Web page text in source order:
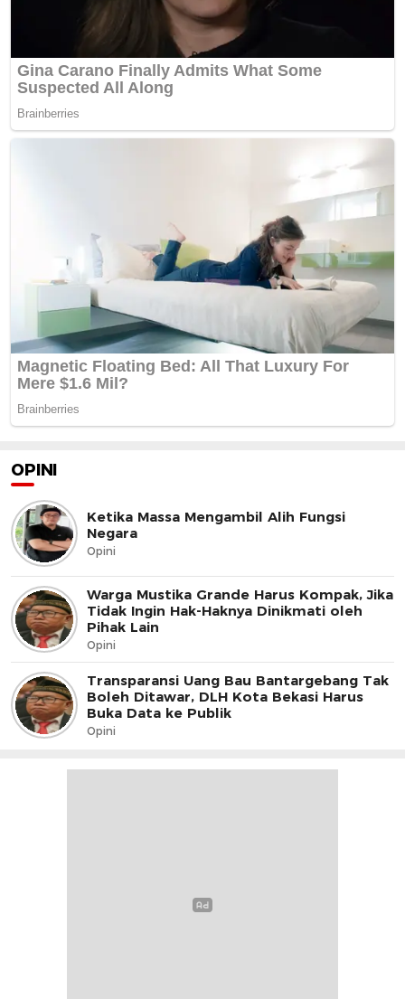
OPINI
Ketika Massa Mengambil Alih Fungsi
Negara
Opini
Warga Mustika Grande Harus Kompak, Jika
Tidak Ingin Hak-Haknya Dinikmati oleh
Pihak Lain
Opini
Transparansi Uang Bau Bantargebang Tak
Boleh Ditawar, DLH Kota Bekasi Harus
Buka Data ke Publik
Opini